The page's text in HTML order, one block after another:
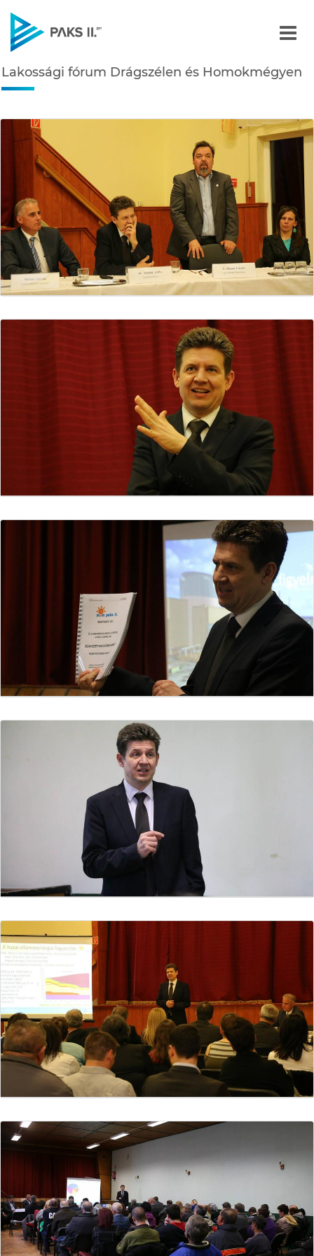
Navigáció
Lakossági fórum
Lakossági fórum Drágszélen és Homokmégyen